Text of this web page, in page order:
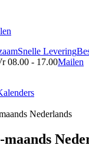
Snelle Levering
08.00 - 17.00Mailen
Nederlands
maands